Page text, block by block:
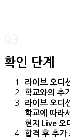
확인 단계
라이브 오디
학교와의 추
라이브 오디
학교에 따라
현지 Live 오
합격 후 추가